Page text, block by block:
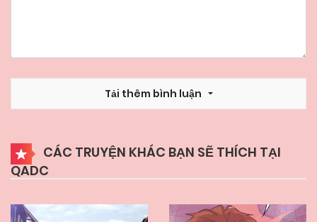
Tải thêm bình luận
CÁC TRUYỆN KHÁC BẠN SẼ THÍCH TẠI
QADC